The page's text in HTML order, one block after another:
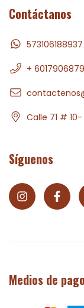
Contáctanos
573106188937
+
Calle 71 #
Síguenos
Medios de pago